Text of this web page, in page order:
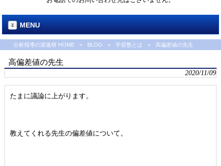
MENU
分析指導の栄進研 HOME > BLOG > 学習塾とは > 高偏差値の先生
高偏差値の先生
2020/11/09
たまに議論に上がります。
教えてくれる先生の偏差値について。